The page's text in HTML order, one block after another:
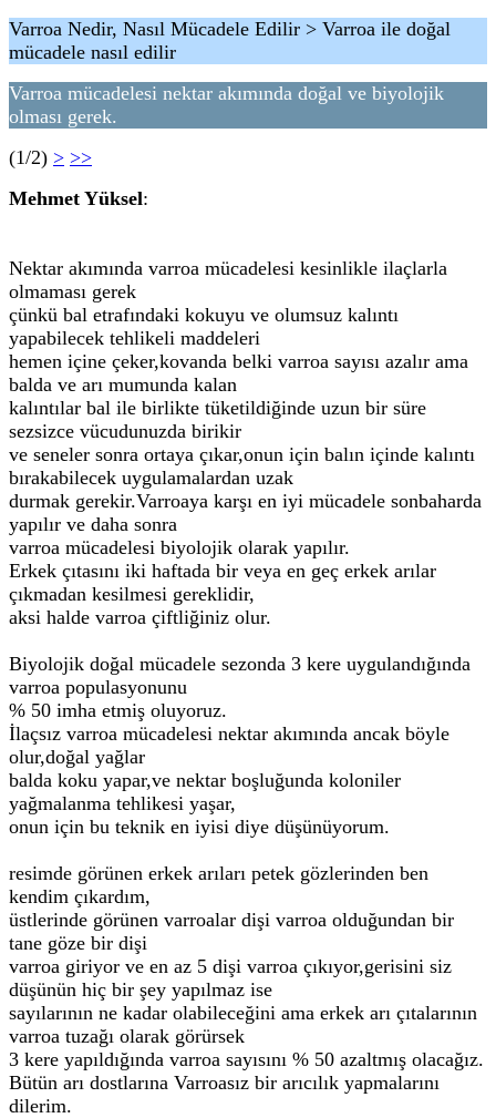
Varroa Nedir, Nasıl Mücadele Edilir > Varroa ile doğal
mücadele nasıl edilir
Varroa mücadelesi nektar akımında doğal ve biyolojik
olması gerek.
(1/2) > >>
Mehmet Yüksel:
Nektar akımında varroa mücadelesi kesinlikle ilaçlarla
olmaması gerek
çünkü bal etrafındaki kokuyu ve olumsuz kalıntı
yapabilecek tehlikeli maddeleri
hemen içine çeker,kovanda belki varroa sayısı azalır ama
balda ve arı mumunda kalan
kalıntılar bal ile birlikte tüketildiğinde uzun bir süre
sezsizce vücudunuzda birikir
ve seneler sonra ortaya çıkar,onun için balın içinde kalıntı
bırakabilecek uygulamalardan uzak
durmak gerekir.Varroaya karşı en iyi mücadele sonbaharda
yapılır ve daha sonra
varroa mücadelesi biyolojik olarak yapılır.
Erkek çıtasını iki haftada bir veya en geç erkek arılar
çıkmadan kesilmesi gereklidir,
aksi halde varroa çiftliğiniz olur.
Biyolojik doğal mücadele sezonda 3 kere uygulandığında
varroa populasyonunu
% 50 imha etmiş oluyoruz.
İlaçsız varroa mücadelesi nektar akımında ancak böyle
olur,doğal yağlar
balda koku yapar,ve nektar boşluğunda koloniler
yağmalanma tehlikesi yaşar,
onun için bu teknik en iyisi diye düşünüyorum.
resimde görünen erkek arıları petek gözlerinden ben
kendim çıkardım,
üstlerinde görünen varroalar dişi varroa olduğundan bir
tane göze bir dişi
varroa giriyor ve en az 5 dişi varroa çıkıyor,gerisini siz
düşünün hiç bir şey yapılmaz ise
sayılarının ne kadar olabileceğini ama erkek arı çıtalarının
varroa tuzağı olarak görürsek
3 kere yapıldığında varroa sayısını % 50 azaltmış olacağız.
Bütün arı dostlarına Varroasız bir arıcılık yapmalarını
dilerim.